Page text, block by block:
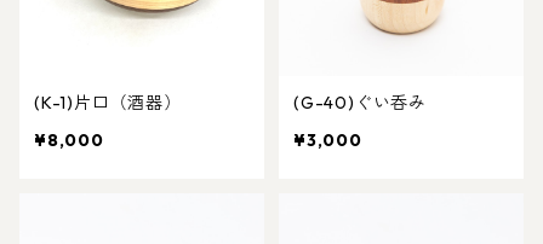
(K-1)片口（酒器）
¥8,000
(G-40)ぐい呑み
¥3,000